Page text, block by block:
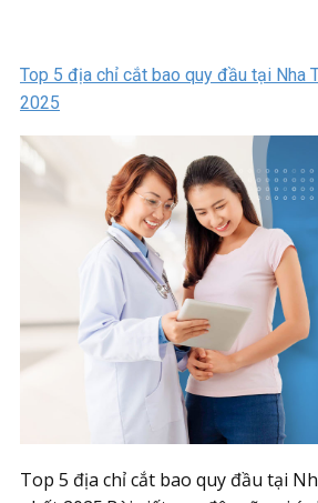
Top 5 địa chỉ cắt bao quy đầu tại Nha
2025
Top 5 địa chỉ cắt bao quy đầu tại